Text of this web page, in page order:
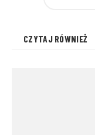
CZYTAJ RÓWNIEŻ